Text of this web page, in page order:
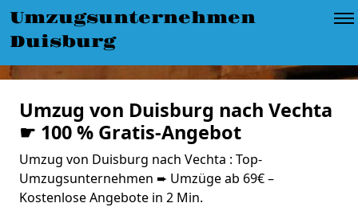
Umzugsunternehmen
Duisburg
Umzug von Duisburg nach Vechta
☛ 100 % Gratis-Angebot
Umzug von Duisburg nach Vechta : Top-
Umzugsunternehmen ➨ Umzüge ab 69€ –
Kostenlose Angebote in 2 Min.